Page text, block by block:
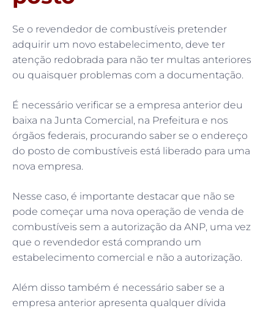
Se o revendedor de combustíveis pretender
adquirir um novo estabelecimento, deve ter
atenção redobrada para não ter multas anteriores
ou quaisquer problemas com a documentação.
É necessário verificar se a empresa anterior deu
baixa na Junta Comercial, na Prefeitura e nos
órgãos federais, procurando saber se o endereço
do posto de combustíveis está liberado para uma
nova empresa.
Nesse caso, é importante destacar que não se
pode começar uma nova operação de venda de
combustíveis sem a autorização da ANP, uma vez
que o revendedor está comprando um
estabelecimento comercial e não a autorização.
Além disso também é necessário saber se a
empresa anterior apresenta qualquer dívida